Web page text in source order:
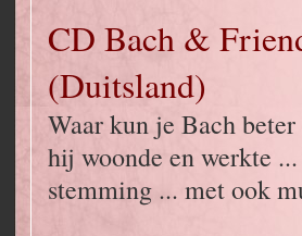
CD Bach &
(Duitsland)
Waar kun je Bach
hij woonde en werkte
stemming ... met ook